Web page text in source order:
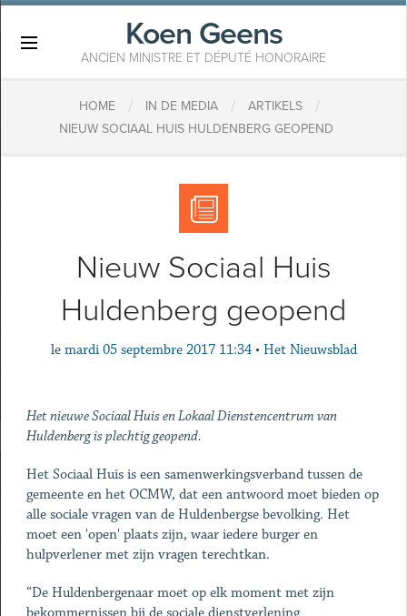
Koen Geens
ANCIEN MINISTRE ET DÉPUTÉ HONORAIRE
HOME / IN DE MEDIA / ARTIKELS /
NIEUW SOCIAAL HUIS HULDENBERG GEOPEND
Nieuw Sociaal Huis
Huldenberg geopend
le mardi 05 septembre 2017 11:34 • Het Nieuwsblad
Het nieuwe Sociaal Huis en Lokaal Dienstencentrum van
Huldenberg is plechtig geopend.
Het Sociaal Huis is een samenwerkingsverband tussen de
gemeente en het OCMW, dat een antwoord moet bieden op
alle sociale vragen van de Huldenbergse bevolking. Het
moet een 'open' plaats zijn, waar iedere burger en
hulpverlener met zijn vragen terechtkan.
“De Huldenbergenaar moet op elk moment met zijn